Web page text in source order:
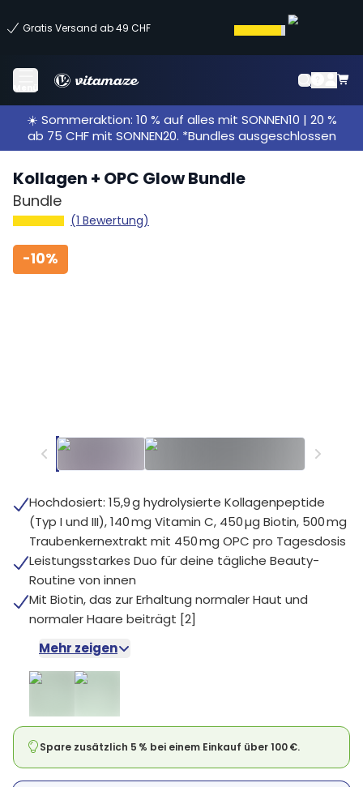
Gratis Versand ab 49 CHF
Menü
☀️ Sommeraktion: 10 % auf alles mit SONNEN10 | 20 %
ab 75 CHF mit SONNEN20. *Bundles ausgeschlossen
Kollagen + OPC Glow Bundle
Bundle
(1 Bewertung)
-10%
Hochdosiert: 15,9 g hydrolysierte Kollagenpeptide
(Typ I und III), 140 mg Vitamin C, 450 µg Biotin, 500 mg
Traubenkernextrakt mit 450 mg OPC pro Tagesdosis
Leistungsstarkes Duo für deine tägliche Beauty-
Routine von innen
Mit Biotin, das zur Erhaltung normaler Haut und
normaler Haare beiträgt [2]
Mehr zeigen
Spare zusätzlich 5 % bei einem Einkauf über 100 €.